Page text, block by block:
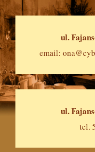
ul.
email:
ul.
tel.